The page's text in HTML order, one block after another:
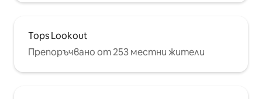
Tops Lookout
Препоръчвано от 253 местни жители